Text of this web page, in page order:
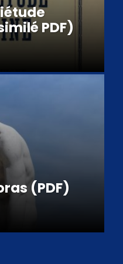
PDF)
(PDF)